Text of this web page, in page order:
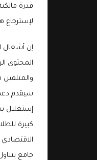
قدرة
لإسترجاع
إن أشغال
المحتوى
سيقدم
إستغلال
كبيرة
جامع